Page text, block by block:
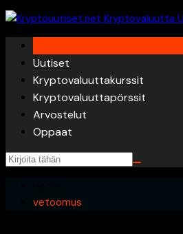
Skip
to
content
Uutiset
Kryptovaluuttakurssit
Kryptovaluuttapörssit
Arvostelut
Oppaat
vetoomus